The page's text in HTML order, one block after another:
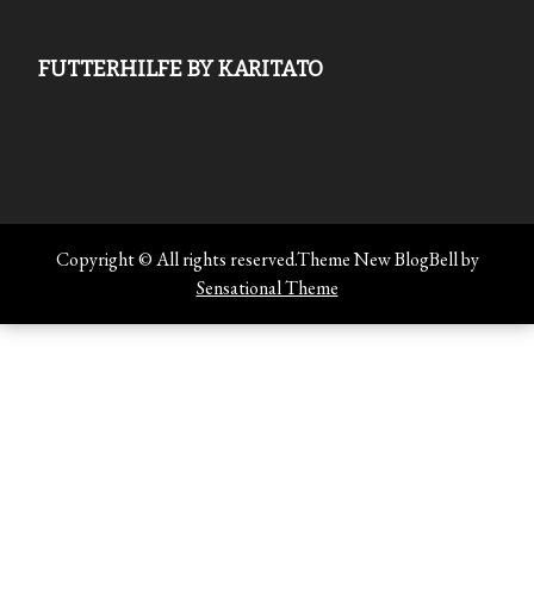
FUTTERHILFE BY KARITATO
Copyright © All rights reserved.Theme New BlogBell by
Sensational Theme